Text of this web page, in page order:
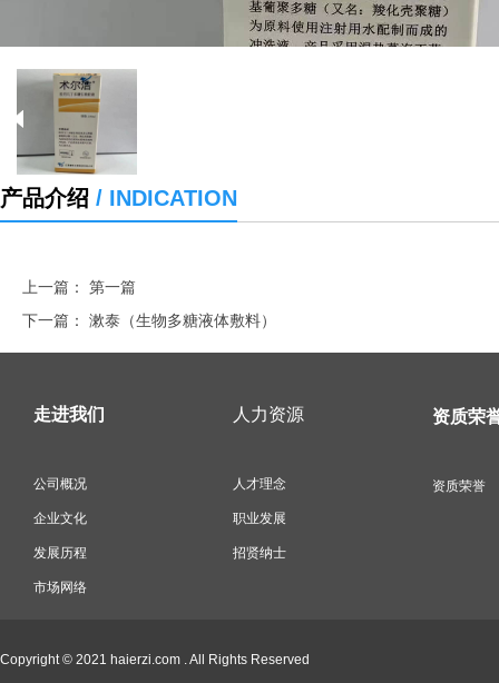
产品介绍 / INDICATION
上一篇： 第一篇
下一篇： 漱泰（生物多糖液体敷料）
走进我们
公司概况
企业文化
发展历程
市场网络
人力资源
人才理念
职业发展
招贤纳士
资质荣
资质荣誉
Copyright © 2021 haierzi.com . All Rights Reserved